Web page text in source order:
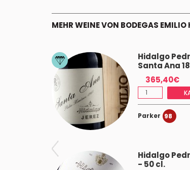
MEHR WEINE VON BODEGAS
Hidalgo
Santa Ana
365,40€
Parker 98
Hidalgo
- 50 cl.